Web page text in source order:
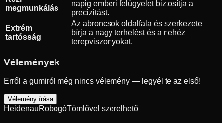
megmunkálás
napig emberi felügyelet biztosítja a
precizitást.
Extrém
tartósság
Az abroncsok oldalfala és szerkezete
bírja a nagy terhelést és a nehéz
terepviszonyokat.
Vélemények
Erről a gumiról még nincs vélemény — legyél te az első!
Vélemény írása
HeidenauRobogóTömlővel szerelhető